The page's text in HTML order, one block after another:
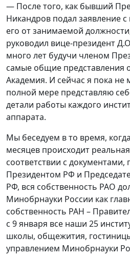
— После того, как бывший
Никандров подал заявление
его от занимаемой
руководил вице-президент
много лет будучи членом
самые общие представления
Академия. И сейчас я пока не
полной мере представляю
детали работы каждого
аппарата.
Мы беседуем в то время,
месяцев происходит
соответствии с
Президентом РФ и
РФ, вся собственность РАО
Минобрнауки России как
собственность РАН –
с 9 января все наши 25
школы, общежития,
управлением Минобрнауки